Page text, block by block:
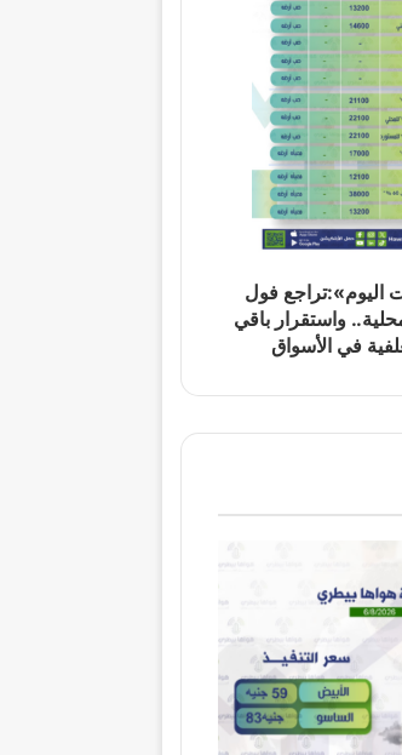
اليوم»:تراجع فول
واستقرار باقي
في الأسواق